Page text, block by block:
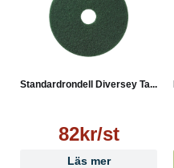
Standardrondell Diversey Ta...
82kr/st
Läs mer